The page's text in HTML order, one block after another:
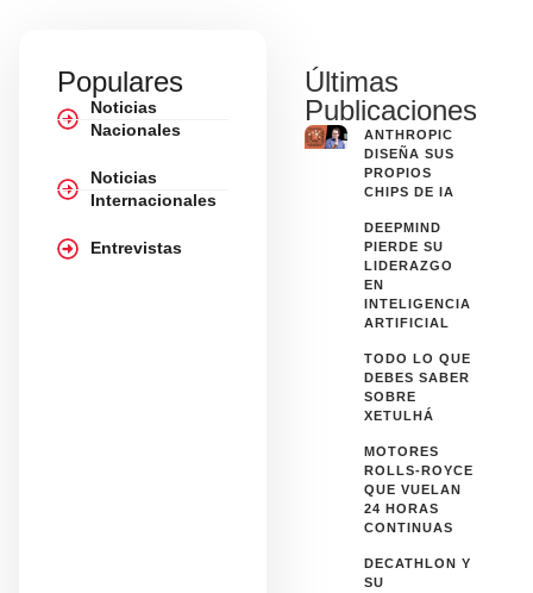
Populares
Noticias
Nacionales
Noticias
Internacionales
Entrevistas
Últimas
Publicaciones
ANTHROPIC
DISEÑA SUS
PROPIOS
CHIPS DE IA
DEEPMIND
PIERDE SU
LIDERAZGO
EN
INTELIGENCIA
ARTIFICIAL
TODO LO QUE
DEBES SABER
SOBRE
XETULHÁ
MOTORES
ROLLS-ROYCE
QUE VUELAN
24 HORAS
CONTINUAS
DECATHLON Y
SU